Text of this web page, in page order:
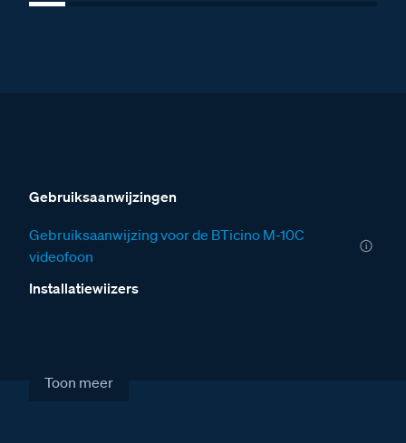
Gebruiksaanwijzingen
Gebruiksaanwijzing voor de BTicino M-10C
videofoon
Installatiewijzers
Installatiewijzer Serie 30V deurstation
Toon meer